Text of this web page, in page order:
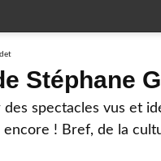
Stéphane
des spectacles vus et
encore ! Bref, de la